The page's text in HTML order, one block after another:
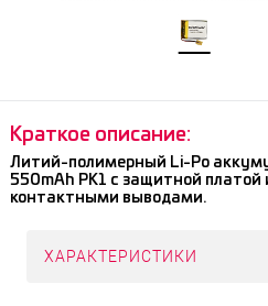
Краткое описание:
Литий-полимерный Li-Po
550mAh PK1 с защитной
контактными выводами.
ХАРАКТЕРИСТИКИ